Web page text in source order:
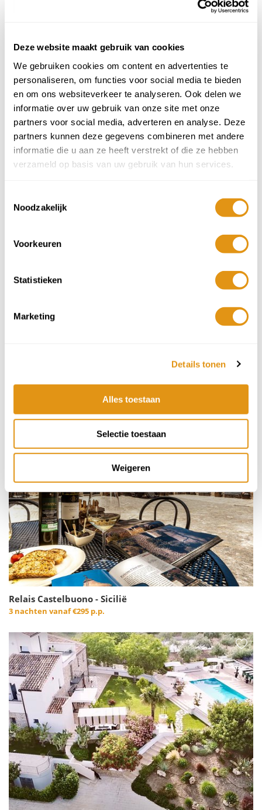
Deze website maakt gebruik van cookies
We gebruiken cookies om content en advertenties te
personaliseren, om functies voor social media te bieden
en om ons websiteverkeer te analyseren. Ook delen we
informatie over uw gebruik van onze site met onze
partners voor social media, adverteren en analyse. Deze
partners kunnen deze gegevens combineren met andere
informatie die u aan ze heeft verstrekt of die ze hebben
verzameld op basis van uw gebruik van hun services.
Noodzakelijk
Voorkeuren
Statistieken
Marketing
Details tonen
Alles toestaan
Selectie toestaan
Weigeren
Tenuta Castellammare - Sicilië
3 nachten vanaf€279 p.p.
3 nachten vanaf€179 p.p.
Relais Castelbuono - Sicilië
3 nachten vanaf€295 p.p.